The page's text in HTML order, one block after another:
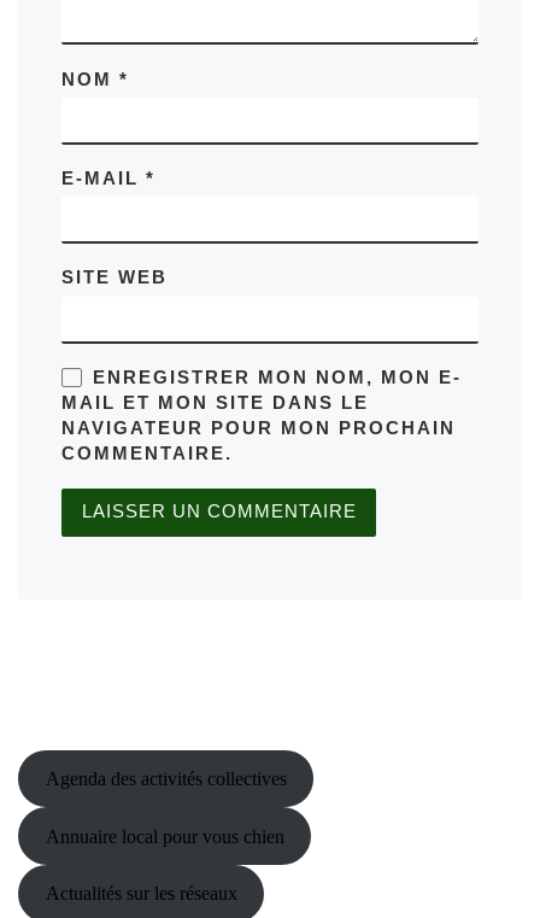
NOM*
E-MAIL*
SITE WEB
ENREGISTRER MON NOM, MON E-
MAIL ET MON SITE DANS LE
NAVIGATEUR POUR MON PROCHAIN
COMMENTAIRE.
Agenda des activités collectives
Annuaire local pour vous chien
Actualités sur les réseaux